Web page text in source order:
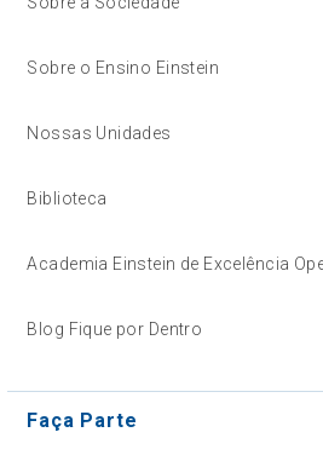
Sobre o Ensino Einstein
Nossas Unidades
Biblioteca
Academia Einstein de Excelência
Blog Fique por Dentro
Faça Parte